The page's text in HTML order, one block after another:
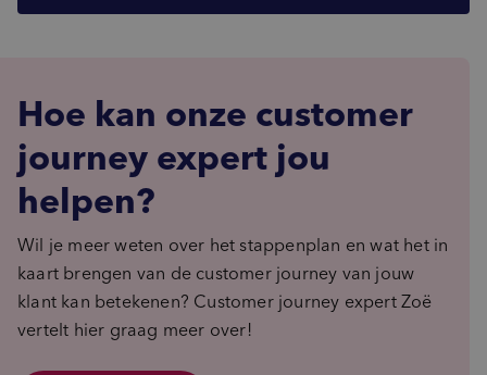
Hoe kan onze customer
journey expert jou
helpen?
Wil je meer weten over het stappenplan en wat het in
kaart brengen van de customer journey van jouw
klant kan betekenen? Customer journey expert Zoë
vertelt hier graag meer over!